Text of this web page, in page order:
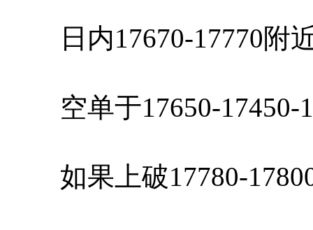
日内17670-17770附
空单于17650-17450-
如果上破17780-